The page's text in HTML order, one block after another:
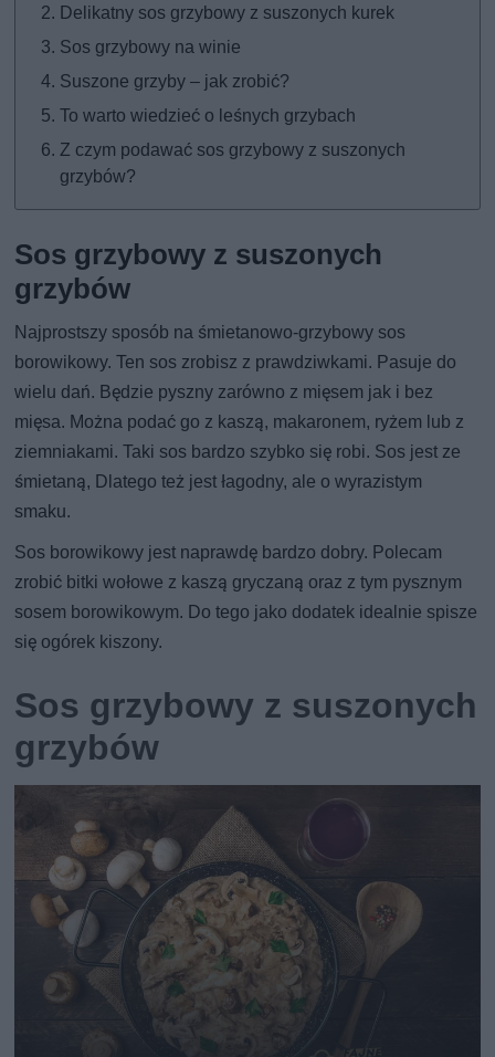
Delikatny sos grzybowy z suszonych kurek
Sos grzybowy na winie
Suszone grzyby – jak zrobić?
To warto wiedzieć o leśnych grzybach
Z czym podawać sos grzybowy z suszonych
grzybów?
Sos grzybowy z suszonych
grzybów
Najprostszy sposób na śmietanowo-grzybowy sos
borowikowy. Ten sos zrobisz z prawdziwkami. Pasuje do
wielu dań. Będzie pyszny zarówno z mięsem jak i bez
mięsa. Można podać go z kaszą, makaronem, ryżem lub z
ziemniakami. Taki sos bardzo szybko się robi. Sos jest ze
śmietaną, Dlatego też jest łagodny, ale o wyrazistym
smaku.
Sos borowikowy jest naprawdę bardzo dobry. Polecam
zrobić bitki wołowe z kaszą gryczaną oraz z tym pysznym
sosem borowikowym. Do tego jako dodatek idealnie spisze
się ogórek kiszony.
Sos grzybowy z suszonych
grzybów